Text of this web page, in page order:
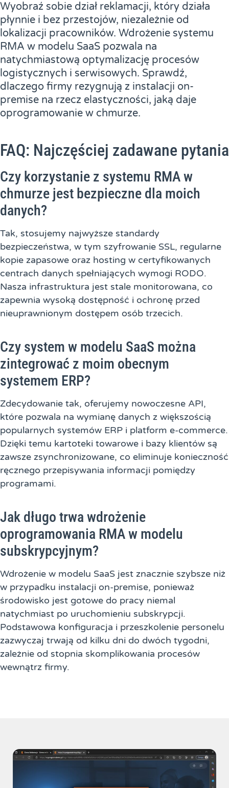
Wyobraź sobie dział reklamacji, który działa
płynnie i bez przestojów, niezależnie od
lokalizacji pracowników. Wdrożenie systemu
RMA w modelu SaaS pozwala na
natychmiastową optymalizację procesów
logistycznych i serwisowych. Sprawdź,
dlaczego firmy rezygnują z instalacji on-
premise na rzecz elastyczności, jaką daje
oprogramowanie w chmurze.
FAQ: Najczęściej zadawane pytania
Czy korzystanie z systemu RMA w
chmurze jest bezpieczne dla moich
danych?
Tak, stosujemy najwyższe standardy
bezpieczeństwa, w tym szyfrowanie SSL, regularne
kopie zapasowe oraz hosting w certyfikowanych
centrach danych spełniających wymogi RODO.
Nasza infrastruktura jest stale monitorowana, co
zapewnia wysoką dostępność i ochronę przed
nieuprawnionym dostępem osób trzecich.
Czy system w modelu SaaS można
zintegrować z moim obecnym
systemem ERP?
Zdecydowanie tak, oferujemy nowoczesne API,
które pozwala na wymianę danych z większością
popularnych systemów ERP i platform e-commerce.
Dzięki temu kartoteki towarowe i bazy klientów są
zawsze zsynchronizowane, co eliminuje konieczność
ręcznego przepisywania informacji pomiędzy
programami.
Jak długo trwa wdrożenie
oprogramowania RMA w modelu
subskrypcyjnym?
Wdrożenie w modelu SaaS jest znacznie szybsze niż
w przypadku instalacji on-premise, ponieważ
środowisko jest gotowe do pracy niemal
natychmiast po uruchomieniu subskrypcji.
Podstawowa konfiguracja i przeszkolenie personelu
zazwyczaj trwają od kilku dni do dwóch tygodni,
zależnie od stopnia skomplikowania procesów
wewnątrz firmy.